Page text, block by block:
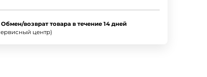
Обмен/возврат товара в течение 14 дней
центр)